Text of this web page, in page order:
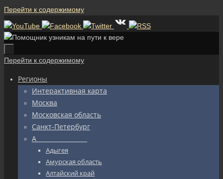
Перейти к содержимому
Перейти к содержимому
Регионы
Интерактивная карта
Москва
Московская область
Санкт-Петербург
А_________________
Адыгея
Амурская область
Алтайский край